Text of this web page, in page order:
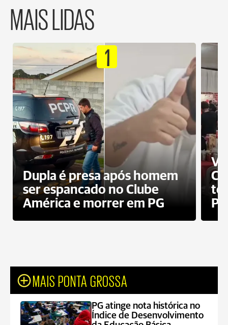
MAIS LIDAS
1
Dupla é presa após homem
ser espancado no Clube
América e morrer em PG
PG
MAIS PONTA GROSSA
PG atinge nota histórica no
Índice de Desenvolvimento